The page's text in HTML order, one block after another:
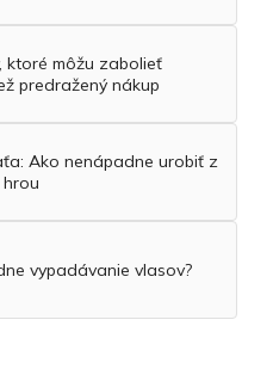
ktoré môžu zabolieť
predražený nákup
Ako nenápadne urobiť z
vypadávanie vlasov?